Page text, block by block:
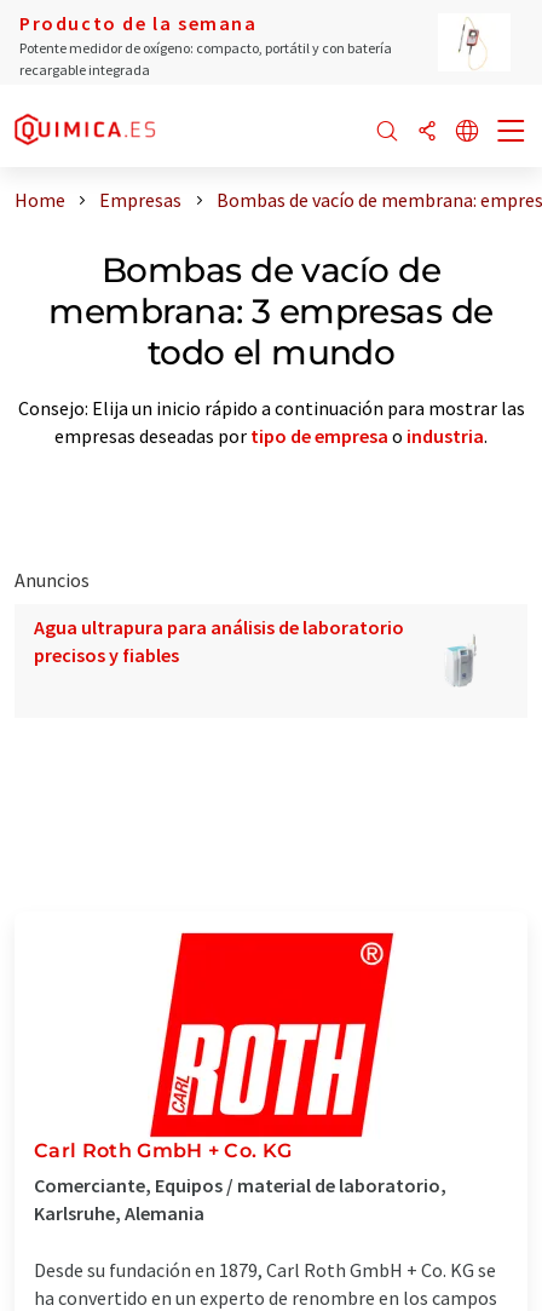
Producto de la semana
Potente medidor de oxígeno: compacto, portátil y con batería
recargable integrada
Home Empresas Bombas de vacío de membrana:
Bombas de vacío de
membrana: 3 empresas de
todo el mundo
Consejo: Elija un inicio rápido a continuación para mostrar las
empresas deseadas por tipo de empresa o industria.
Anuncios
Agua ultrapura para análisis de laboratorio
precisos y fiables
Carl Roth GmbH + Co. KG
Comerciante, Equipos / material de laboratorio,
Karlsruhe, Alemania
Desde su fundación en 1879, Carl Roth GmbH + Co. KG se
ha convertido en un experto de renombre en los campos